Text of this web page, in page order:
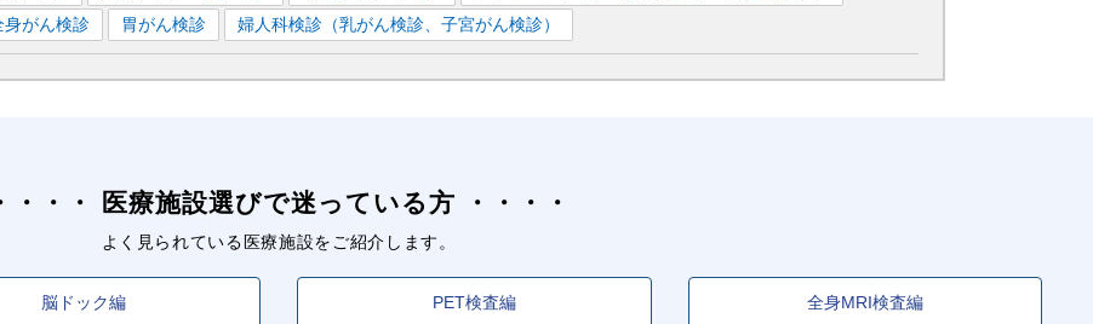
身がん検診 胃がん検診 婦人科検診（乳がん検診、子宮がん検診）
医療施設選びで迷っている方
よく見られている医療施設をご紹介します。
脳ドック編 PET検査編 全身MRI検査編